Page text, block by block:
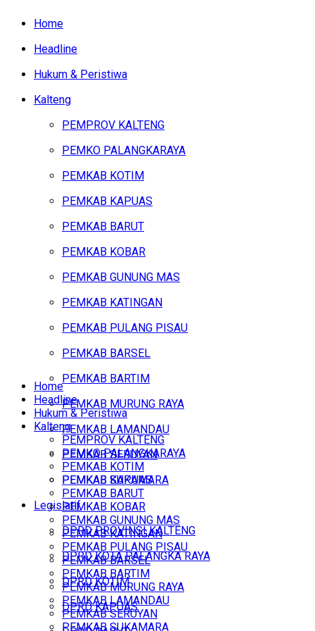
Home
Headline
Hukum & Peristiwa
Kalteng
PEMPROV KALTENG
PEMKO PALANGKARAYA
PEMKAB KOTIM
PEMKAB KAPUAS
PEMKAB BARUT
PEMKAB KOBAR
PEMKAB GUNUNG MAS
PEMKAB KATINGAN
PEMKAB PULANG PISAU
PEMKAB BARSEL
PEMKAB BARTIM
PEMKAB MURUNG RAYA
PEMKAB LAMANDAU
PEMKAB SERUYAN
PEMKAB SUKAMARA
Legislatif
DPRD PROVINSI KALTENG
DPRD KOTA PALANGKA RAYA
DPRD KOTIM
DPRD KAPUAS
Home
Headline
Hukum & Peristiwa
Kalteng
PEMPROV KALTENG
PEMKO PALANGKARAYA
PEMKAB KOTIM
PEMKAB KAPUAS
PEMKAB BARUT
PEMKAB KOBAR
PEMKAB GUNUNG MAS
PEMKAB KATINGAN
PEMKAB PULANG PISAU
PEMKAB BARSEL
PEMKAB BARTIM
PEMKAB MURUNG RAYA
PEMKAB LAMANDAU
PEMKAB SERUYAN
PEMKAB SUKAMARA